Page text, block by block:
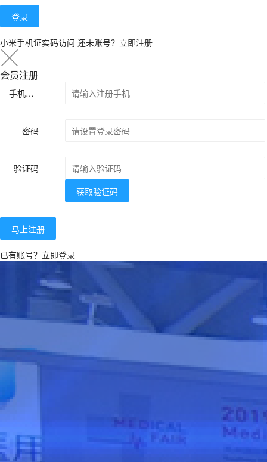
登录
小米手机证实码访问 还未账号？ 立即注册
会员注册
手机号码
密码
验证码
获取验证码
马上注册
已有账号？ 立即登录